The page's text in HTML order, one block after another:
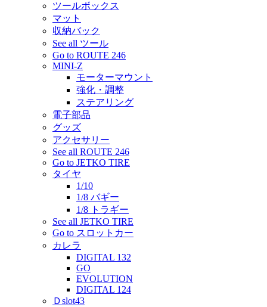
ツールボックス
マット
収納バック
See all ツール
Go to ROUTE 246
MINI-Z
モーターマウント
強化・調整
ステアリング
電子部品
グッズ
アクセサリー
See all ROUTE 246
Go to JETKO TIRE
タイヤ
1/10
1/8 バギー
1/8 トラギー
See all JETKO TIRE
Go to スロットカー
カレラ
DIGITAL 132
GO
EVOLUTION
DIGITAL 124
Ｄslot43